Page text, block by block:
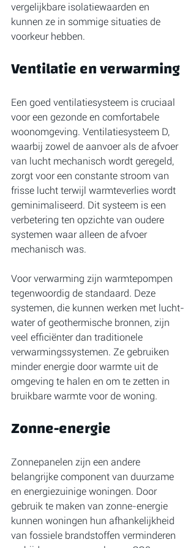
vergelijkbare isolatiewaarden en
kunnen ze in sommige situaties de
voorkeur hebben.
Ventilatie en verwarming
Een goed ventilatiesysteem is cruciaal
voor een gezonde en comfortabele
woonomgeving. Ventilatiesysteem D,
waarbij zowel de aanvoer als de afvoer
van lucht mechanisch wordt geregeld,
zorgt voor een constante stroom van
frisse lucht terwijl warmteverlies wordt
geminimaliseerd. Dit systeem is een
verbetering ten opzichte van oudere
systemen waar alleen de afvoer
mechanisch was.
Voor verwarming zijn warmtepompen
tegenwoordig de standaard. Deze
systemen, die kunnen werken met lucht-
water of geothermische bronnen, zijn
veel efficiënter dan traditionele
verwarmingssystemen. Ze gebruiken
minder energie door warmte uit de
omgeving te halen en om te zetten in
bruikbare warmte voor de woning.
Zonne-energie
Zonnepanelen zijn een andere
belangrijke component van duurzame
en energiezuinige woningen. Door
gebruik te maken van zonne-energie
kunnen woningen hun afhankelijkheid
van fossiele brandstoffen verminderen